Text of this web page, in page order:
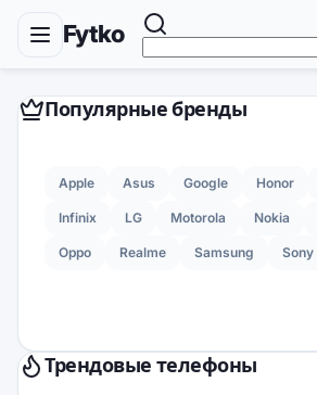
Fytko
Популярные бренды
Apple Asus Google Honor
Infinix LG Motorola Nokia
Oppo Realme Samsung Sony
Трендовые телефоны